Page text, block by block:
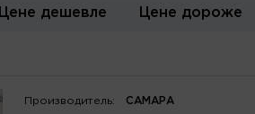
Цене дешевле Цене дороже
Производитель: САМАРА